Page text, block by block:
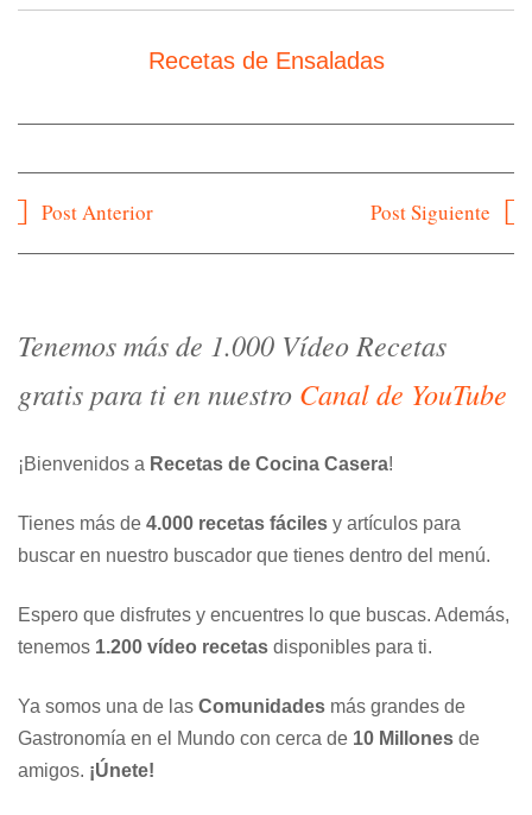
Recetas de Ensaladas
Navegación
Post Anterior Post Siguiente
Tenemos más de 1.000 Vídeo Recetas
gratis para ti en nuestro Canal de YouTube
¡Bienvenidos a Recetas de Cocina Casera!
Tienes más de 4.000 recetas fáciles y artículos para
buscar en nuestro buscador que tienes dentro del menú.
Espero que disfrutes y encuentres lo que buscas. Además,
tenemos 1.200 vídeo recetas disponibles para ti.
Ya somos una de las Comunidades más grandes de
Gastronomía en el Mundo con cerca de 10 Millones de
amigos. ¡Únete!